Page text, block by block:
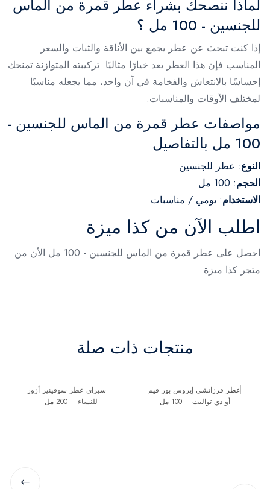
لماذا ننصحك بشراء عطر قمرة من الماس
للجنسين - 100 مل ؟
إذا كنت تبحث عن عطر يجمع بين الأناقة والثبات والسعر
المناسب فإن هذا العطر يعد خيارًا مثاليًا. تركيبته المتوازنة تمنحك
إحساسًا بالانتعاش والفخامة في آن واحد، مما يجعله مناسبًا
لمختلف الأوقات والمناسبات.
مواصفات عطر قمرة من الماس للجنسين -
100 مل بالتفاصيل
النوع: عطر للجنسين
الحجم: 100 مل
الاستخدام: يومي / مناسبات
اطلب الآن من كذا ميزة
احصل على عطر قمرة من الماس للجنسين - 100 مل الأن من
متجر كذا ميزة
منتجات ذات صلة